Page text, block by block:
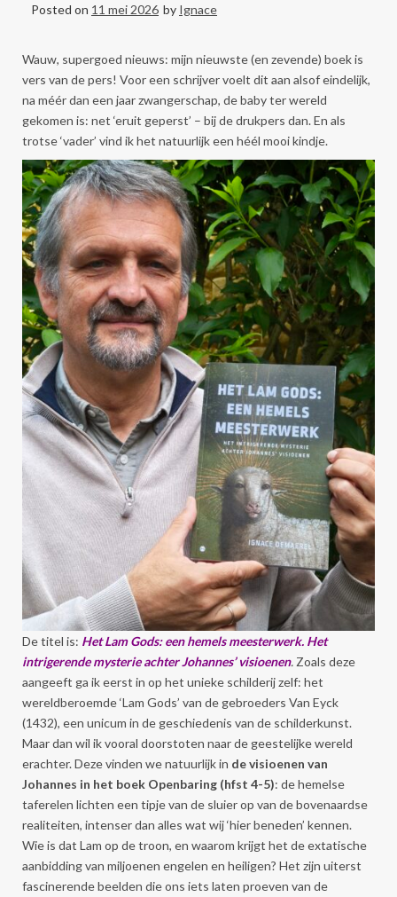
Posted on 11 mei 2026 by Ignace
Wauw, supergoed nieuws: mijn nieuwste (en zevende) boek is
vers van de pers! Voor een schrijver voelt dit aan alsof eindelijk,
na méér dan een jaar zwangerschap, de baby ter wereld
gekomen is: net ‘eruit geperst’ – bij de drukpers dan. En als
trotse ‘vader’ vind ik het natuurlijk een héél mooi kindje.
De titel is: Het Lam Gods: een hemels meesterwerk. Het
intrigerende mysterie achter Johannes’ visioenen. Zoals deze
aangeeft ga ik eerst in op het unieke schilderij zelf: het
wereldberoemde ‘Lam Gods’ van de gebroeders Van Eyck
(1432), een unicum in de geschiedenis van de schilderkunst.
Maar dan wil ik vooral doorstoten naar de geestelijke wereld
erachter. Deze vinden we natuurlijk in de visioenen van
Johannes in het boek Openbaring (hfst 4-5): de hemelse
taferelen lichten een tipje van de sluier op van de bovenaardse
realiteiten, intenser dan alles wat wij ‘hier beneden’ kennen.
Wie is dat Lam op de troon, en waarom krijgt het de extatische
aanbidding van miljoenen engelen en heiligen? Het zijn uiterst
fascinerende beelden die ons iets laten proeven van de